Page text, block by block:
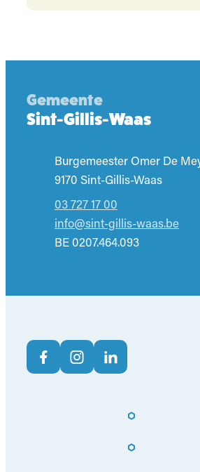
Gemeente
Sint-Gillis-Waas
AdresBurgemeester Omer De
,9170 Sint-Gillis-Waas
03 727 17 00
E-mailinfo@sint-gillis-waas.be
BTW nr.BE 0207.464.093
Volg ons op
FacebookInstagramLinkedIn